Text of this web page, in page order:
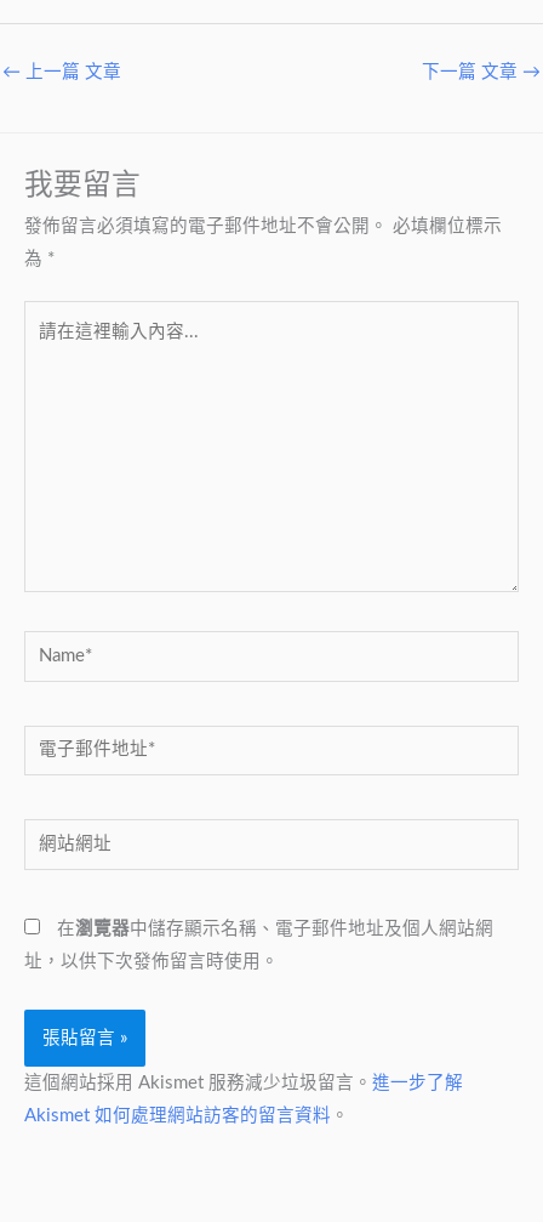
← 上一篇 文章 下一篇 文章 →
我要留言
發佈留言必須填寫的電子郵件地址不會公開。 必填欄位標示
為 *
Name*
電
子
件
地
*
網
站
址
在瀏覽器中儲存顯示名稱、電子郵件地址及個人網站網
址，以供下次發佈留言時使用。
這個網站採用 Akismet 服務減少垃圾留言。 進一步了解
Akismet 如何處理網站訪客的留言資料 。